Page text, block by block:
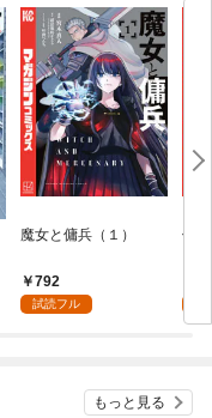
魔女と傭兵（１）
792
試読フル
信
ガ
９
『
（
もっと見る